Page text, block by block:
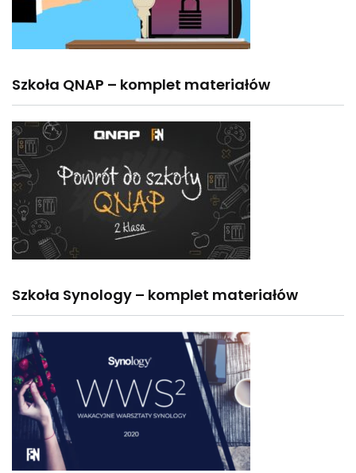
Szkoła QNAP – komplet materiałów
Szkoła Synology – komplet materiałów